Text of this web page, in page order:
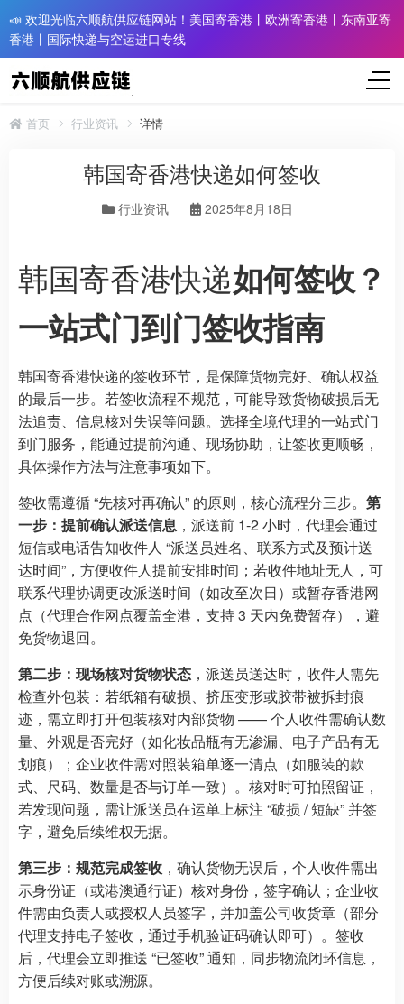
📣 欢迎光临六顺航供应链网站！美国寄香港丨欧洲寄香港丨东南亚寄
香港丨国际快递与空运进口专线
首页 行业资讯 详情
韩国寄香港快递如何签收
行业资讯 2025年8月18日
韩国寄香港快递如何签收？
一站式门到门签收指南
韩国寄香港快递的签收环节，是保障货物完好、确认权益
的最后一步。若签收流程不规范，可能导致货物破损后无
法追责、信息核对失误等问题。选择全境代理的一站式门
到门服务，能通过提前沟通、现场协助，让签收更顺畅，
具体操作方法与注意事项如下。
签收需遵循 “先核对再确认” 的原则，核心流程分三步。 第
一步：提前确认派送信息 ，派送前 1-2 小时，代理会通过
短信或电话告知收件人 “派送员姓名、联系方式及预计送
达时间”，方便收件人提前安排时间；若收件地址无人，可
联系代理协调更改派送时间（如改至次日）或暂存香港网
点（代理合作网点覆盖全港，支持 3 天内免费暂存），避
免货物退回。
第二步：现场核对货物状态 ，派送员送达时，收件人需先
检查外包装：若纸箱有破损、挤压变形或胶带被拆封痕
迹，需立即打开包装核对内部货物 —— 个人收件需确认数
量、外观是否完好（如化妆品瓶有无渗漏、电子产品有无
划痕）；企业收件需对照装箱单逐一清点（如服装的款
式、尺码、数量是否与订单一致）。核对时可拍照留证，
若发现问题，需让派送员在运单上标注 “破损 / 短缺” 并签
字，避免后续维权无据。
第三步：规范完成签收 ，确认货物无误后，个人收件需出
示身份证（或港澳通行证）核对身份，签字确认；企业收
件需由负责人或授权人员签字，并加盖公司收货章（部分
代理支持电子签收，通过手机验证码确认即可）。签收
后，代理会立即推送 “已签收” 通知，同步物流闭环信息，
方便后续对账或溯源。